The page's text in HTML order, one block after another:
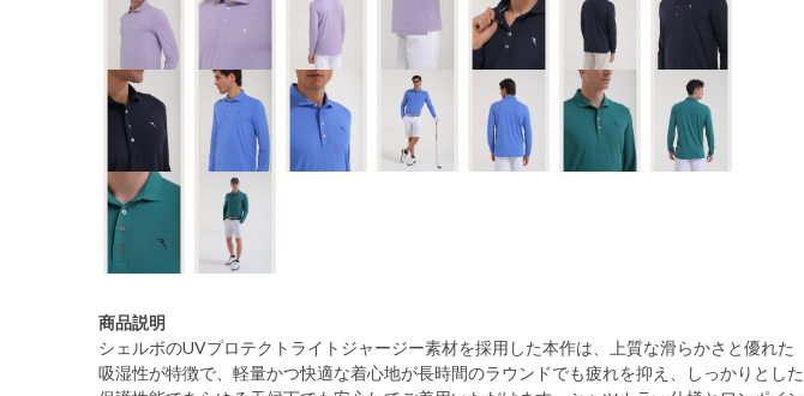
商品説明
シェルボのUVプロテクトライトジャージー素材を採用した本作は、上質な滑らかさと優れた
吸湿性が特徴で、軽量かつ快適な着心地が長時間のラウンドでも疲れを抑え、しっかりとした